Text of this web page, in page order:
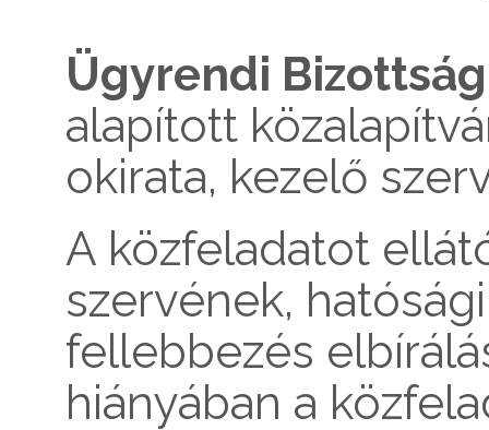
Ügyrendi
alapított
okirata, kezelő
A közfeladatot
szervének,
fellebbezés
hiányában a